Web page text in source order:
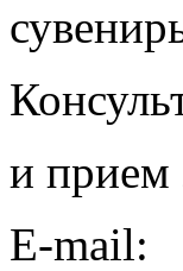
и прием
E-mail: